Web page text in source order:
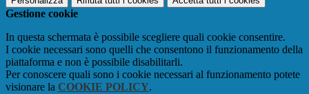
Gestione cookie
In questa schermata è possibile scegliere quali cookie consentire.
I cookie necessari sono quelli che consentono il funzionamento della
piattaforma e non è possibile disabilitarli.
Per conoscere quali sono i cookie necessari al funzionamento potete
visionare la COOKIE POLICY.